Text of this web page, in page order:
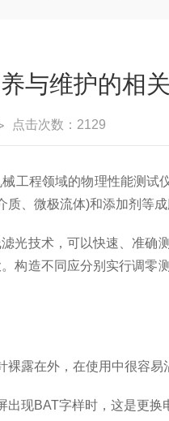
与维护的相
点击次数：2129
程领域的物理性能测试
质、微极流体)和添加剂等
技术，可以快速、准确测
构造不同应分别实行调零
在外，在使用中很容易
BAT字样时，这是更换